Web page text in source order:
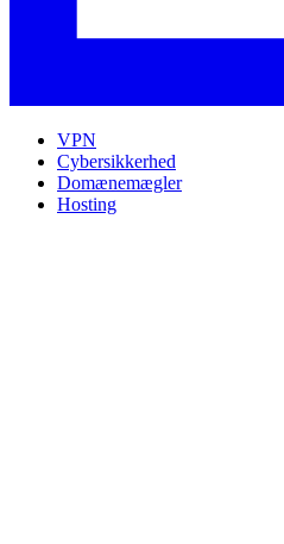
VPN
Cybersikkerhed
Domænemægler
Hosting